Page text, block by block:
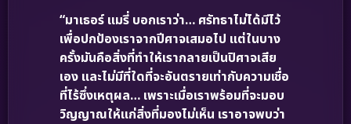
“มาเธอร์ แมรี่ บอกเราว่า… ศรัทธาไม่ได้มีไว้
เพื่อปกป้องเราจากปีศาจเสมอไป แต่ในบาง
ครั้งมันคือสิ่งที่ทำให้เรากลายเป็นปิศาจเสีย
เอง และไม่มีที่ใดที่จะอันตรายเท่ากับความเชื่อ
ที่ไร้ซึ่งเหตุผล… เพราะเมื่อเราพร้อมที่จะมอบ
วิญญาณให้แก่สิ่งที่มองไม่เห็น เราอาจพบว่า